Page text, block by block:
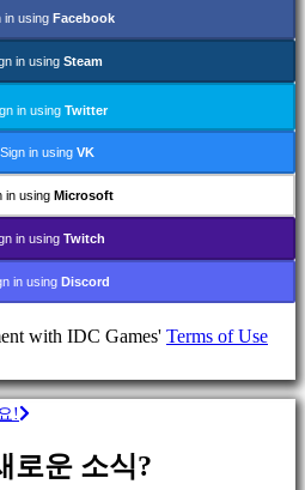
in using Facebook
in using Steam
in using Twitter
Sign in using VK
in using Microsoft
in using Twitch
in using Discord
with IDC Games' Terms of Use
!
로운 소식?